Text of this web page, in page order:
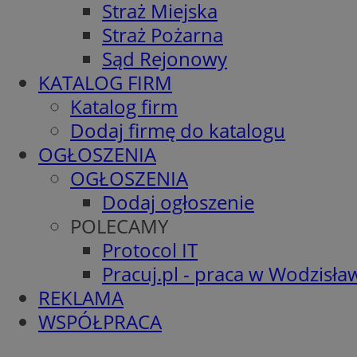
Straż Miejska
Straż Pożarna
Sąd Rejonowy
KATALOG FIRM
Katalog firm
Dodaj firmę do katalogu
OGŁOSZENIA
OGŁOSZENIA
Dodaj ogłoszenie
POLECAMY
Protocol IT
Pracuj.pl - praca w
REKLAMA
WSPÓŁPRACA